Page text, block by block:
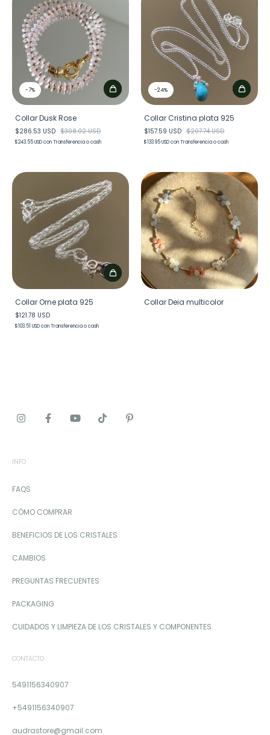
-7%
Collar Dusk Rose
$286.53 USD $308.02 USD
$243.55 USDconTransferencia o cash
-24%
Collar Cristina plata 925
$157.59 USD $207.74 USD
$133.95 USDconTransferencia o cash
Collar Orne plata 925
$121.78 USD
$103.51 USDconTransferencia o cash
Collar Deia multicolor
INFO
FAQS
CÓMO COMPRAR
BENEFICIOS DE LOS CRISTALES
CAMBIOS
PREGUNTAS FRECUENTES
PACKAGING
CUIDADOS Y LIMPIEZA DE LOS CRISTALES Y COMPONENTES
CONTACTO
5491156340907
+5491156340907
audrastore@gmail.com